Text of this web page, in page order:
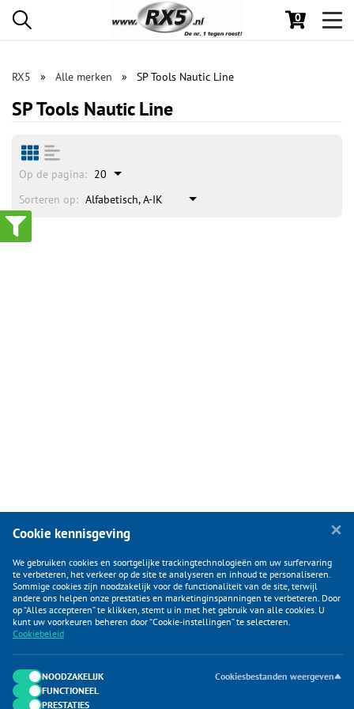
0
RX5 Alle merken SP Tools Nautic Line
SP Tools Nautic Line
Op de pagina: 20
Sorteren op: Alfabetisch, A-IK
KLANTENSERVICE
CATEGORIEËN
DUIJVELAAR E-COMMERCE
CONTACTEN
Cookie kennisgeving
We gebruiken cookies en soortgelijke trackingtechnologieën om uw surfervaring
te verbeteren, het verkeer op de site te analyseren en inhoud te personaliseren.
Sommige cookies zijn noodzakelijk voor de functionaliteit van de site, terwijl
andere ons helpen onze prestaties en marketinginspanningen te verbeteren. Door
op “Alles accepteren” te klikken, stemt u in met het gebruik van alle cookies. U
kunt uw voorkeuren beheren door “Cookie-instellingen” te selecteren.
Cookiebeleid
NOODZAKELIJK
Cookiesbestanden weergeven
FUNCTIONEEL
PRESTATIES